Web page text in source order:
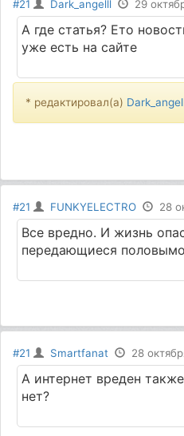
#21 Dark_angelll 29
А где статья? Ето
уже есть на сайте
* редактировал(а)
#21 FUNKYELECTRO 28
Все вредно. И жизнь
передающиеся
#21 Smartfanat 28
А интернет вреден
нет?